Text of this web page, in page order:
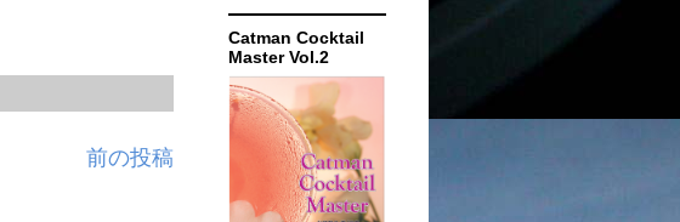
前の投稿
Catman Cocktail
Master Vol.2